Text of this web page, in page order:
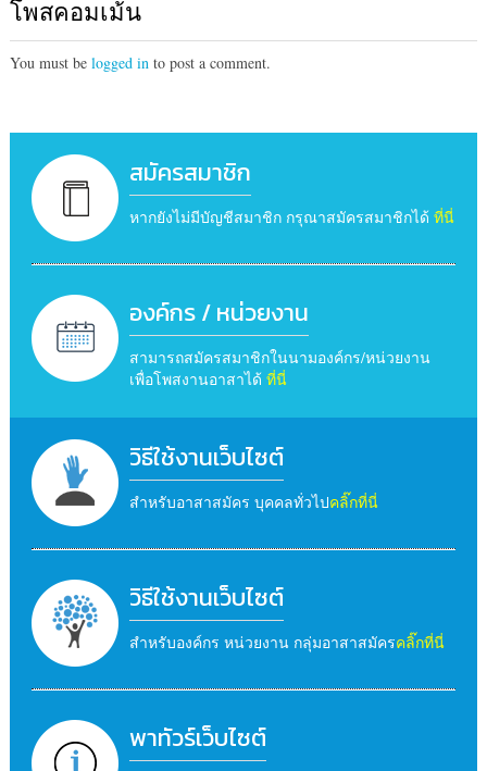
โพสคอมเม้น
You must be logged into post a comment.
สมัครสมาชิก
หากยังไม่มีบัญชีสมาชิก กรุณาสมัครสมาชิกได้ ที่นี่
องค์กร / หน่วยงาน
สามารถสมัครสมาชิกในนามองค์กร/หน่วยงาน
เพื่อโพสงานอาสาได้ ที่นี่
วิธีใช้งานเว็บไซต์
สำหรับอาสาสมัคร บุคคลทั่วไปคลิ๊กที่นี่
วิธีใช้งานเว็บไซต์
สำหรับองค์กร หน่วยงาน กลุ่มอาสาสมัครคลิ๊กที่นี่
พาทัวร์เว็บไซต์